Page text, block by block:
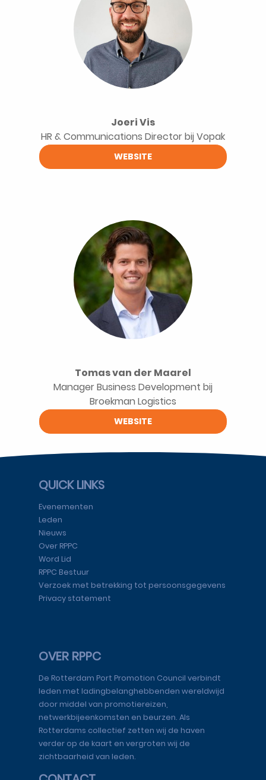
Joeri Vis
HR & Communications Director bij Vopak
WEBSITE
Tomas van der Maarel
Manager Business Development bij
Broekman Logistics
WEBSITE
QUICK LINKS
Evenementen
Leden
Nieuws
Over RPPC
Word Lid
RPPC Bestuur
Verzoek met betrekking tot persoonsgegevens
Privacy statement
OVER RPPC
De Rotterdam Port Promotion Council verbindt
leden met ladingbelanghebbenden wereldwijd
door middel van promotiereizen,
netwerkbijeenkomsten en beurzen. Als
Rotterdams collectief zetten wij de haven
verder op de kaart en vergroten wij de
zichtbaarheid van leden.